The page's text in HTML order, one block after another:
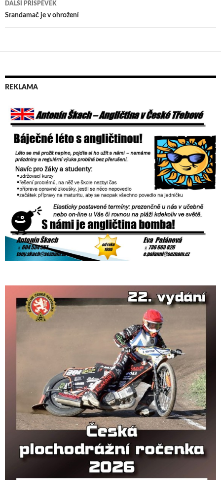
příspěvek
DALŠÍ PŘÍSPĚVEK
Srandamač je v ohrožení
REKLAMA